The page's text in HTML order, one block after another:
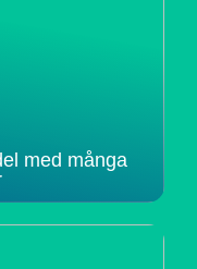
med många